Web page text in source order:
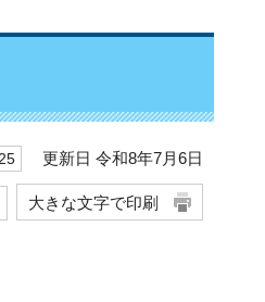
更新日 令和8年7月6日
大きな文字で印刷